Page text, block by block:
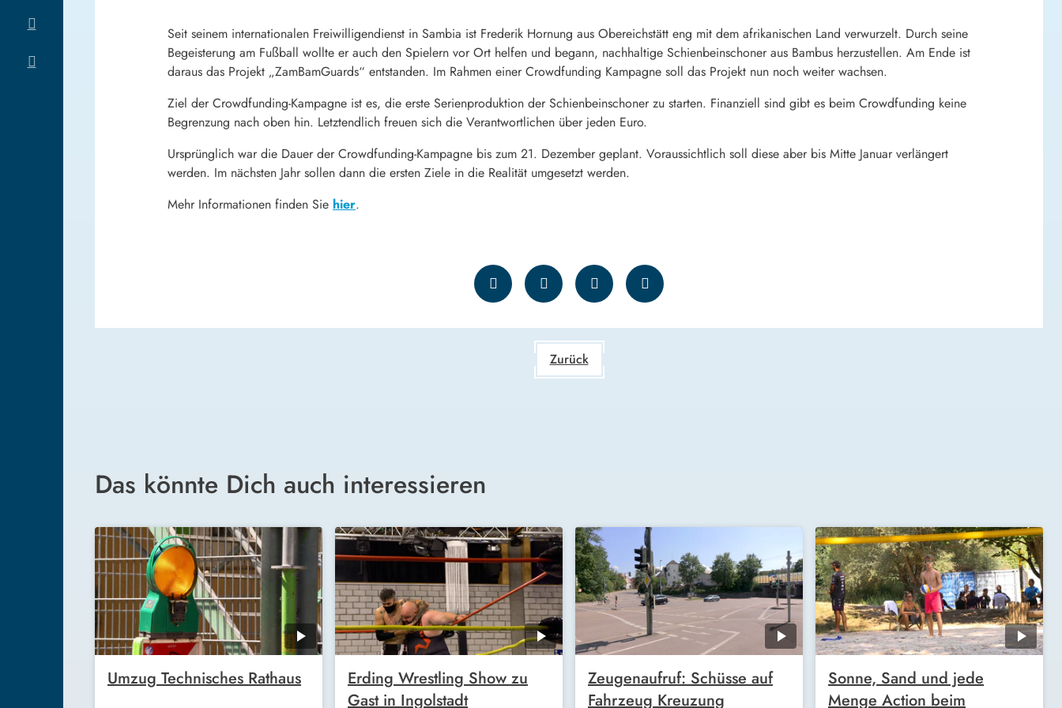
Seit seinem internationalen Freiwilligendienst in Sambia ist Frederik Hornung aus Obereichstätt eng mit dem afrikanischen Land verwurzelt. Durch seine
Begeisterung am Fußball wollte er auch den Spielern vor Ort helfen und begann, nachhaltige Schienbeinschoner aus Bambus herzustellen. Am Ende ist
daraus das Projekt „ZamBamGuards“ entstanden. Im Rahmen einer Crowdfunding Kampagne soll das Projekt nun noch weiter wachsen.
Ziel der Crowdfunding-Kampagne ist es, die erste Serienproduktion der Schienbeinschoner zu starten. Finanziell sind gibt es beim Crowdfunding keine
Begrenzung nach oben hin. Letztendlich freuen sich die Verantwortlichen über jeden Euro.
Ursprünglich war die Dauer der Crowdfunding-Kampagne bis zum 21. Dezember geplant. Voraussichtlich soll diese aber bis Mitte Januar verlängert
werden. Im nächsten Jahr sollen dann die ersten Ziele in die Realität umgesetzt werden.
Mehr Informationen finden Sie hier.
Zurück
Das könnte Dich auch interessieren
Umzug Technisches Rathaus
Erding Wrestling Show zu
Gast in Ingolstadt
Zeugenaufruf: Schüsse auf
Fahrzeug Kreuzung
Sonne, Sand und jede
Menge Action beim